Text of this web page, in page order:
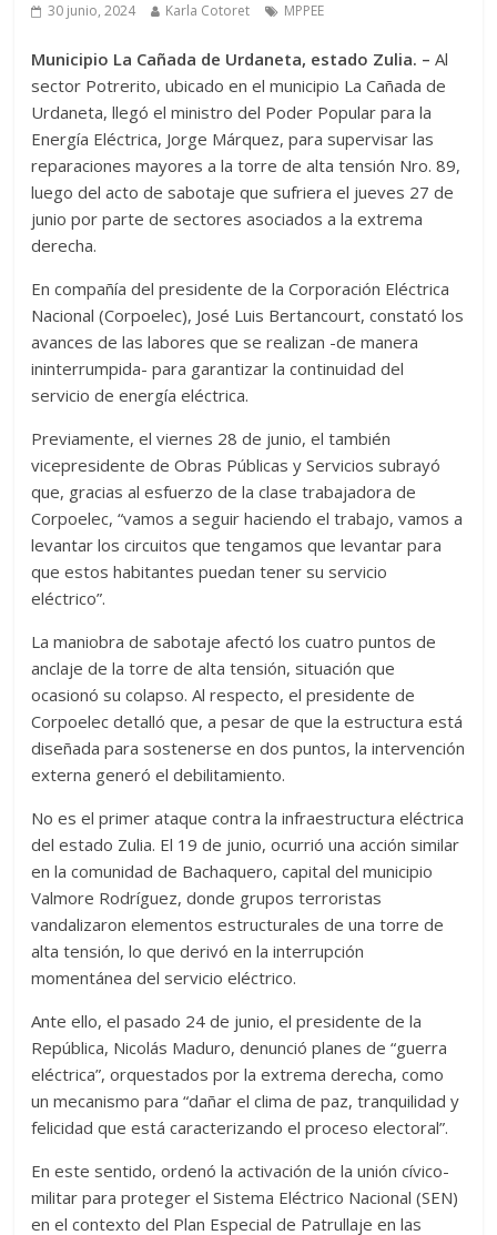
30 junio, 2024 Karla Cotoret MPPEE
Municipio La Cañada de Urdaneta, estado Zulia. – Al
sector Potrerito, ubicado en el municipio La Cañada de
Urdaneta, llegó el ministro del Poder Popular para la
Energía Eléctrica, Jorge Márquez, para supervisar las
reparaciones mayores a la torre de alta tensión Nro. 89,
luego del acto de sabotaje que sufriera el jueves 27 de
junio por parte de sectores asociados a la extrema
derecha.
En compañía del presidente de la Corporación Eléctrica
Nacional (Corpoelec), José Luis Bertancourt, constató los
avances de las labores que se realizan -de manera
ininterrumpida- para garantizar la continuidad del
servicio de energía eléctrica.
Previamente, el viernes 28 de junio, el también
vicepresidente de Obras Públicas y Servicios subrayó
que, gracias al esfuerzo de la clase trabajadora de
Corpoelec, “vamos a seguir haciendo el trabajo, vamos a
levantar los circuitos que tengamos que levantar para
que estos habitantes puedan tener su servicio
eléctrico”.
La maniobra de sabotaje afectó los cuatro puntos de
anclaje de la torre de alta tensión, situación que
ocasionó su colapso. Al respecto, el presidente de
Corpoelec detalló que, a pesar de que la estructura está
diseñada para sostenerse en dos puntos, la intervención
externa generó el debilitamiento.
No es el primer ataque contra la infraestructura eléctrica
del estado Zulia. El 19 de junio, ocurrió una acción similar
en la comunidad de Bachaquero, capital del municipio
Valmore Rodríguez, donde grupos terroristas
vandalizaron elementos estructurales de una torre de
alta tensión, lo que derivó en la interrupción
momentánea del servicio eléctrico.
Ante ello, el pasado 24 de junio, el presidente de la
República, Nicolás Maduro, denunció planes de “guerra
eléctrica”, orquestados por la extrema derecha, como
un mecanismo para “dañar el clima de paz, tranquilidad y
felicidad que está caracterizando el proceso electoral”.
En este sentido, ordenó la activación de la unión cívico-
militar para proteger el Sistema Eléctrico Nacional (SEN)
en el contexto del Plan Especial de Patrullaje en las